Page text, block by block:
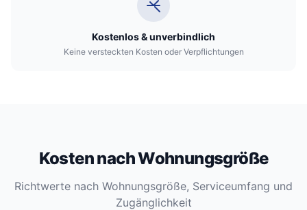
Kostenlos & unverbindlich
Keine versteckten Kosten oder Verpflichtungen
Kosten nach Wohnungsgröße
Richtwerte nach Wohnungsgröße, Serviceumfang und
Zugänglichkeit